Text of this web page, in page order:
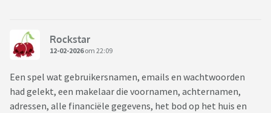
Rockstar
12-02-2026om 22:09
Een spel wat gebruikersnamen, emails en wachtwoorden
had gelekt, een makelaar die voornamen, achternamen,
adressen, alle financiële gegevens, het bod op het huis en